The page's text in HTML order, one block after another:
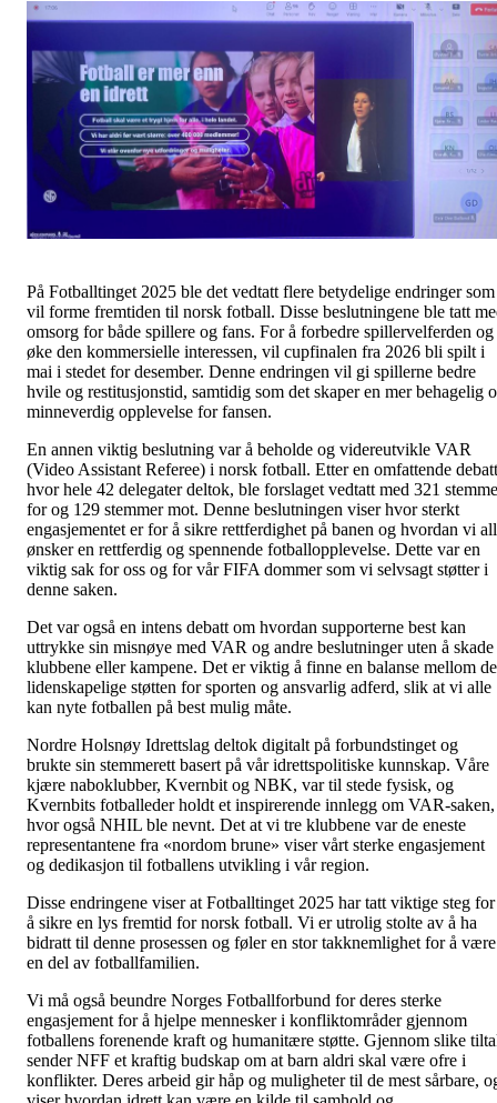
På Fotballtinget 2025 ble det vedtatt flere betydelige endringer som
vil forme fremtiden til norsk fotball. Disse beslutningene ble tatt
omsorg for både spillere og fans. For å forbedre spillervelferden og
øke den kommersielle interessen, vil cupfinalen fra 2026 bli spilt i
mai i stedet for desember. Denne endringen vil gi spillerne bedre
hvile og restitusjonstid, samtidig som det skaper en mer behagelig
minneverdig opplevelse for fansen.
En annen viktig beslutning var å beholde og videreutvikle VAR
(Video Assistant Referee) i norsk fotball. Etter en omfattende
hvor hele 42 delegater deltok, ble forslaget vedtatt med 321
for og 129 stemmer mot. Denne beslutningen viser hvor sterkt
engasjementet er for å sikre rettferdighet på banen og hvordan vi
ønsker en rettferdig og spennende fotballopplevelse. Dette var en
viktig sak for oss og for vår FIFA dommer som vi selvsagt støtter i
denne saken.
Det var også en intens debatt om hvordan supporterne best kan
uttrykke sin misnøye med VAR og andre beslutninger uten å skade
klubbene eller kampene. Det er viktig å finne en balanse mellom
lidenskapelige støtten for sporten og ansvarlig adferd, slik at vi alle
kan nyte fotballen på best mulig måte.
Nordre Holsnøy Idrettslag deltok digitalt på forbundstinget og
brukte sin stemmerett basert på vår idrettspolitiske kunnskap. Våre
kjære naboklubber, Kvernbit og NBK, var til stede fysisk, og
Kvernbits fotballeder holdt et inspirerende innlegg om VAR-saken,
hvor også NHIL ble nevnt. Det at vi tre klubbene var de eneste
representantene fra «nordom brune» viser vårt sterke engasjement
og dedikasjon til fotballens utvikling i vår region.
Disse endringene viser at Fotballtinget 2025 har tatt viktige steg for
å sikre en lys fremtid for norsk fotball. Vi er utrolig stolte av å ha
bidratt til denne prosessen og føler en stor takknemlighet for å være
en del av fotballfamilien.
Vi må også beundre Norges Fotballforbund for deres sterke
engasjement for å hjelpe mennesker i konfliktområder gjennom
fotballens forenende kraft og humanitære støtte. Gjennom slike
sender NFF et kraftig budskap om at barn aldri skal være ofre i
konflikter. Deres arbeid gir håp og muligheter til de mest sårbare,